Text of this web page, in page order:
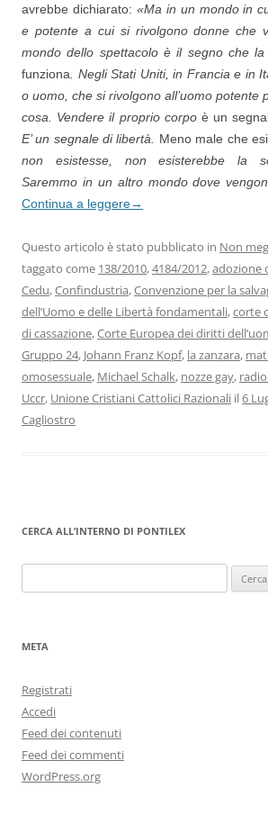
avrebbe dichiarato: «Ma in un mondo in
e potente a cui si rivolgono donne che
mondo dello spettacolo è il segno che la
funziona . Negli Stati Uniti, in Francia e in
o uomo, che si rivolgono all’uomo potente
cosa. Vendere il proprio corpo è un
E’ un segnale di libertà. Meno male che
non esistesse, non esisterebbe la
Saremmo in un altro mondo dove
Continua a leggere→
Questo articolo è stato pubblicato in Non
taggato come 138/2010,4184/2012,adozione
Cedu,Confindustria,Convenzione per la
dell’Uomo e delle Libertà fondamentali,corte
di cassazione,Corte Europea dei diritti
Gruppo 24, Johann Franz Kopf, la zanzara,
omosessuale, Michael Schalk, nozze gay,
Uccr, Unione Cristiani Cattolici Razionali il6
Cagliostro
CERCA ALL’INTERNO DI PONTILEX
per:
META
Registrati
Accedi
Feed dei contenuti
Feed dei commenti
WordPress.org